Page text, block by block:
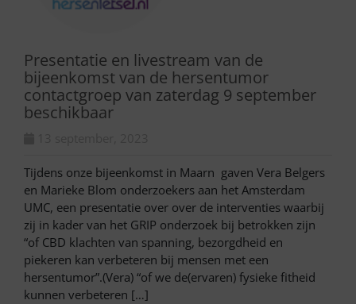
Presentatie en livestream van de
bijeenkomst van de hersentumor
contactgroep van zaterdag 9 september
beschikbaar
Tijdens onze bijeenkomst in Maarn gaven Vera Belgers
en Marieke Blom onderzoekers aan het Amsterdam
UMC, een presentatie over over de interventies waarbij
zij in kader van het GRIP onderzoek bij betrokken zijn
“of CBD klachten van spanning, bezorgdheid en
piekeren kan verbeteren bij mensen met een
hersentumor”.(Vera) “of we de(ervaren) fysieke fitheid
kunnen verbeteren […]